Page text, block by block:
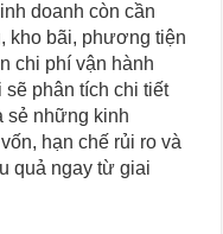
doanh còn cần
kho bãi, phương tiện
chi phí vận hành
sẽ phân tích chi tiết
sẻ những kinh
hạn chế rủi ro và
quả ngay từ giai